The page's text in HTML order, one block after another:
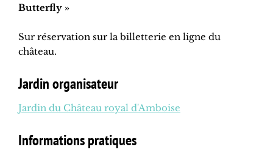
Butterfly »
Sur réservation sur la billetterie en ligne du
château.
Jardin organisateur
Jardin du Château royal d'Amboise
Informations pratiques